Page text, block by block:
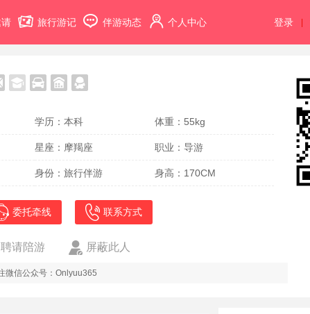
旅行游记 伴游动态 个人中心 登录
学历：本科 体重：55kg
星座：摩羯座 职业：导游
身份：旅行伴游 身高：170CM
委托牵线 联系方式
聘请陪游 屏蔽此人
微信公众号：Onlyuu365